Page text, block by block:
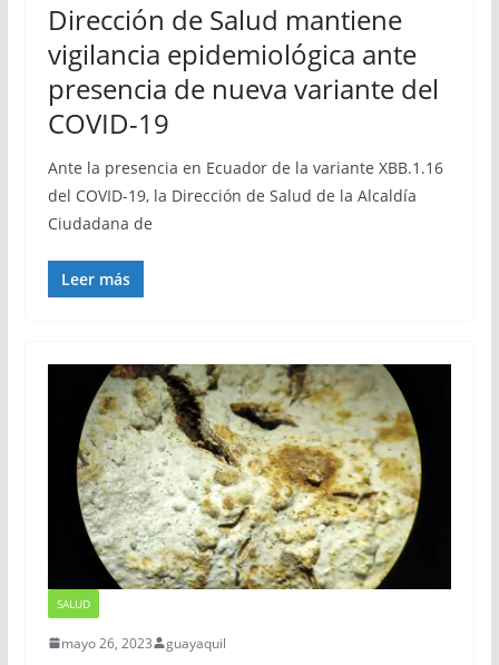
Dirección de Salud mantiene
vigilancia epidemiológica ante
presencia de nueva variante del
COVID-19
Ante la presencia en Ecuador de la variante XBB.1.16
del COVID-19, la Dirección de Salud de la Alcaldía
Ciudadana de
Leer más
SALUD
mayo 26, 2023 guayaquil